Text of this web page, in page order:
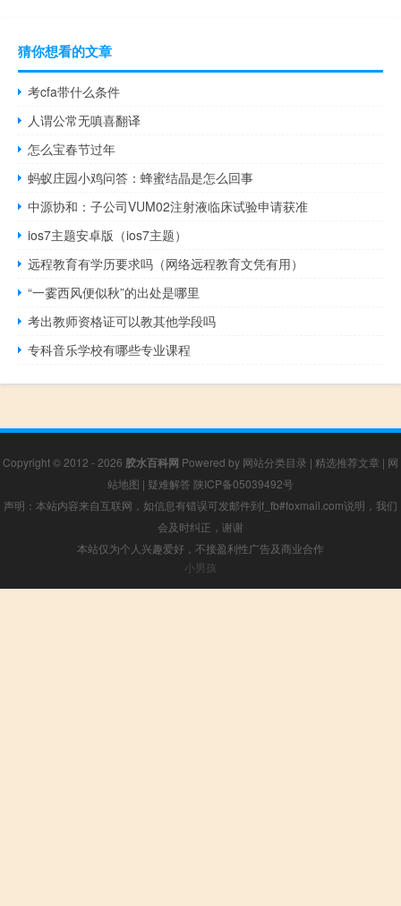
猜你想看的文章
考cfa带什么条件
人谓公常无嗔喜翻译
怎么宝春节过年
蚂蚁庄园小鸡问答：蜂蜜结晶是怎么回事
中源协和：子公司VUM02注射液临床试验申请获准
ios7主题安卓版（ios7主题）
远程教育有学历要求吗（网络远程教育文凭有用）
“一霎西风便似秋”的出处是哪里
考出教师资格证可以教其他学段吗
专科音乐学校有哪些专业课程
Copyright © 2012 - 2026 胶水百科网 Powered by 网站分类目录 | 精选推荐文章 | 网
站地图 | 疑难解答 陕ICP备05039492号
声明：本站内容来自互联网，如信息有错误可发邮件到f_fb#foxmail.com说明，我们
会及时纠正，谢谢
本站仅为个人兴趣爱好，不接盈利性广告及商业合作
小男孩